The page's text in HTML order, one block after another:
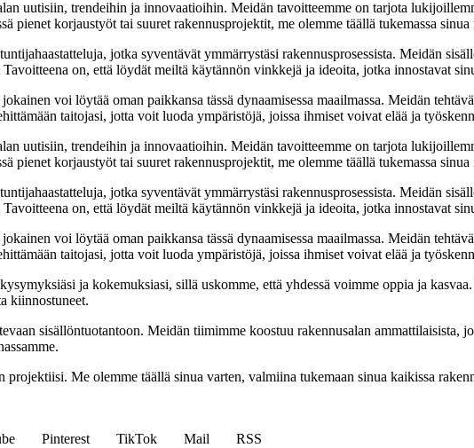
uutisiin, trendeihin ja innovaatioihin. Meidän tavoitteemme on tarjota
pienet korjaustyöt tai suuret rakennusprojektit, me olemme täällä tukemassa sinua
jotka syventävät ymmärrystäsi rakennusprosessista. Meidän
on, että löydät meiltä käytännön vinkkejä ja ideoita, jotka innostavat
voi löytää oman paikkansa tässä dynaamisessa maailmassa. Meidän
taitojasi, jotta voit luoda ympäristöjä, joissa ihmiset voivat elää ja
uutisiin, trendeihin ja innovaatioihin. Meidän tavoitteemme on tarjota
pienet korjaustyöt tai suuret rakennusprojektit, me olemme täällä tukemassa sinua
jotka syventävät ymmärrystäsi rakennusprosessista. Meidän
on, että löydät meiltä käytännön vinkkejä ja ideoita, jotka innostavat
voi löytää oman paikkansa tässä dynaamisessa maailmassa. Meidän
taitojasi, jotta voit luoda ympäristöjä, joissa ihmiset voivat elää ja
ja kokemuksiasi, sillä uskomme, että yhdessä voimme oppia ja
kiinnostuneet.
sisällöntuotantoon. Meidän tiimimme koostuu rakennusalan ammattilaisista,
Me olemme täällä sinua varten, valmiina tukemaan sinua kaikissa
Pinterest TikTok Mail
RSS